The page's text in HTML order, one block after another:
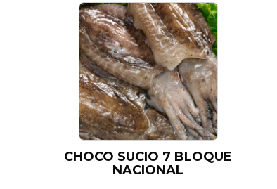
CHOCO SUCIO 7 BLOQUE
NACIONAL